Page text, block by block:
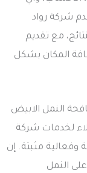
شركة رواد
مع تقديم
المكان بشكل
النمل الابيض
لخدمات شركة
وفعالية مثبتة. إن
النمل